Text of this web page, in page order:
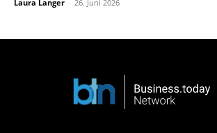
Laura Langer - 26. Juni 2026